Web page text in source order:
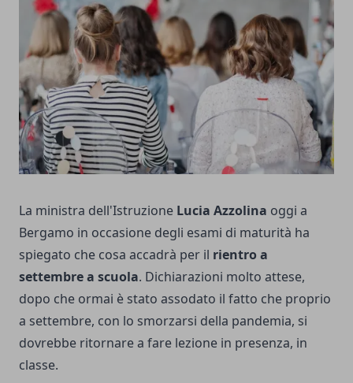
La ministra dell'Istruzione Lucia Azzolina oggi a
Bergamo in occasione degli esami di maturità ha
spiegato che cosa accadrà per il rientro a
settembre a scuola. Dichiarazioni molto attese,
dopo che ormai è stato assodato il fatto che proprio
a settembre, con lo smorzarsi della pandemia, si
dovrebbe ritornare a fare lezione in presenza, in
classe.